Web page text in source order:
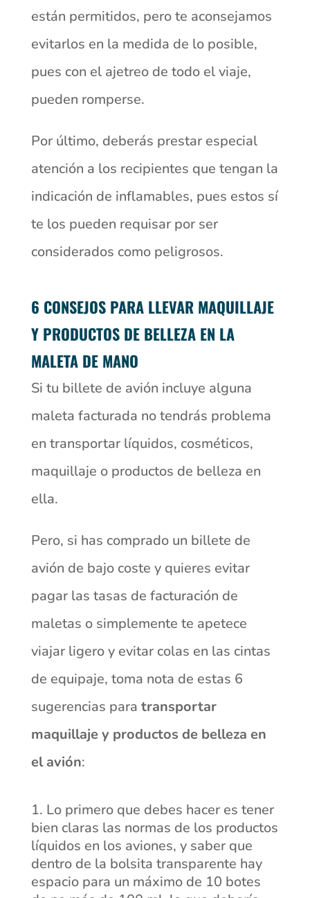
están permitidos, pero te aconsejamos
evitarlos en la medida de lo posible,
pues con el ajetreo de todo el viaje,
pueden romperse.
Por último, deberás prestar especial
atención a los recipientes que tengan la
indicación de inflamables, pues estos sí
te los pueden requisar por ser
considerados como peligrosos.
6 CONSEJOS PARA LLEVAR MAQUILLAJE
Y PRODUCTOS DE BELLEZA EN LA
MALETA DE MANO
Si tu billete de avión incluye alguna
maleta facturada no tendrás problema
en transportar líquidos, cosméticos,
maquillaje o productos de belleza en
ella.
Pero, si has comprado un billete de
avión de bajo coste y quieres evitar
pagar las tasas de facturación de
maletas o simplemente te apetece
viajar ligero y evitar colas en las cintas
de equipaje, toma nota de estas 6
sugerencias para transportar
maquillaje y productos de belleza en
el avión:
Lo primero que debes hacer es tener
bien claras las normas de los productos
líquidos en los aviones, y saber que
dentro de la bolsita transparente hay
espacio para un máximo de 10 botes